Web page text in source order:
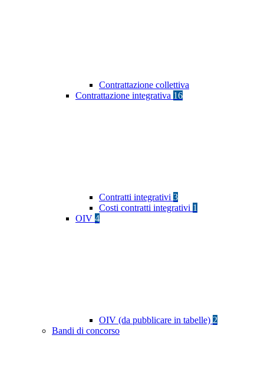
Contrattazione collettiva
Contrattazione integrativa 16
Contratti integrativi 3
Costi contratti integrativi 1
OIV 4
OIV (da pubblicare in tabelle) 2
Bandi di concorso